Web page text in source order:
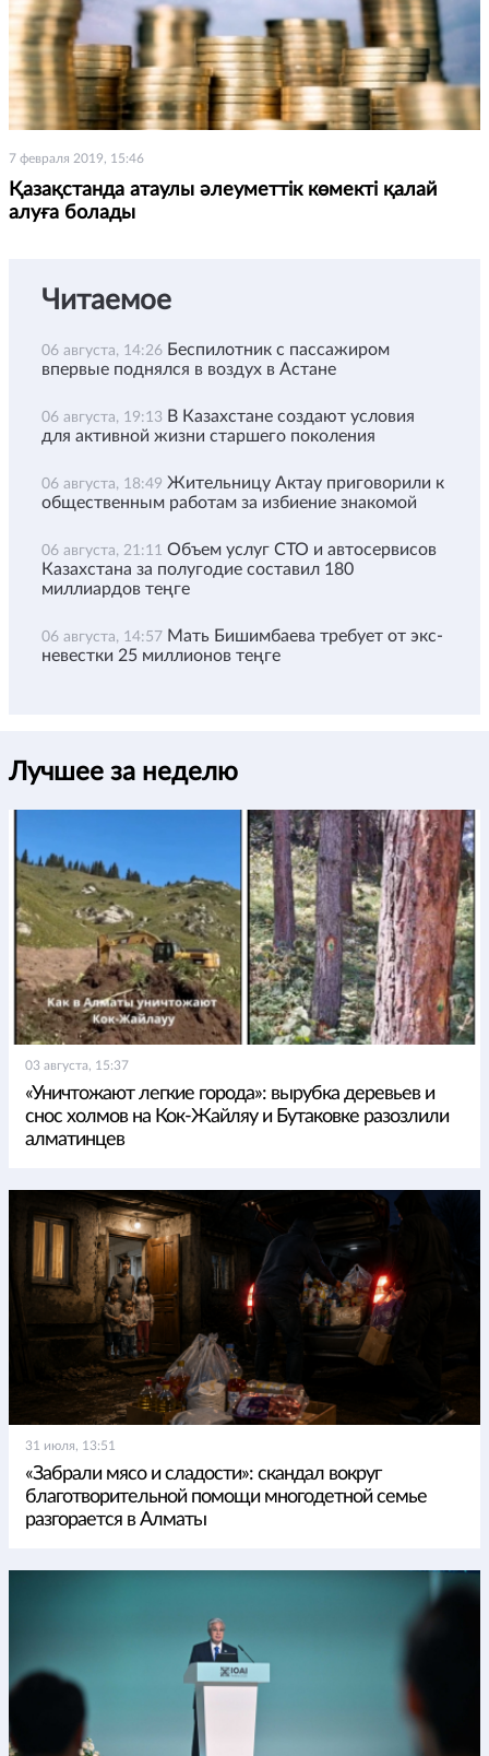
7 февраля 2019, 15:46
Қазақстанда атаулы әлеуметтік көмекті қалай
алуға болады
Читаемое
06 августа, 14:26 Беспилотник с пассажиром
впервые поднялся в воздух в Астане
06 августа, 19:13 В Казахстане создают условия
для активной жизни старшего поколения
06 августа, 18:49 Жительницу Актау приговорили к
общественным работам за избиение знакомой
06 августа, 21:11 Объем услуг СТО и автосервисов
Казахстана за полугодие составил 180
миллиардов теңге
06 августа, 14:57 Мать Бишимбаева требует от экс-
невестки 25 миллионов теңге
Лучшее за неделю
03 августа, 15:37
«Уничтожают легкие города»: вырубка деревьев и
снос холмов на Кок-Жайляу и Бутаковке разозлили
алматинцев
31 июля, 13:51
«Забрали мясо и сладости»: скандал вокруг
благотворительной помощи многодетной семье
разгорается в Алматы